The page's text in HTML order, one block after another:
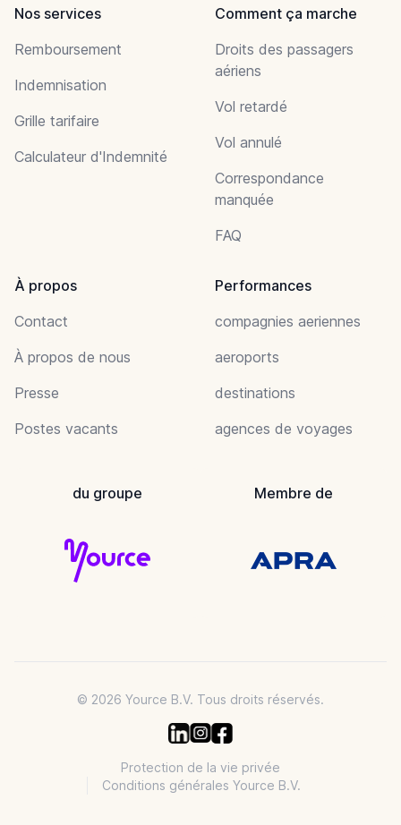
Nos services
Remboursement
Indemnisation
Grille tarifaire
Calculateur d'Indemnité
Comment ça marche
Droits des passagers
aériens
Vol retardé
Vol annulé
Correspondance
manquée
FAQ
À propos
Contact
À propos de nous
Presse
Postes vacants
Performances
compagnies aeriennes
aeroports
destinations
agences de voyages
du groupe Membre de
© 2026 Yource B.V. Tous droits réservés.
Protection de la vie privée
Conditions générales Yource B.V.